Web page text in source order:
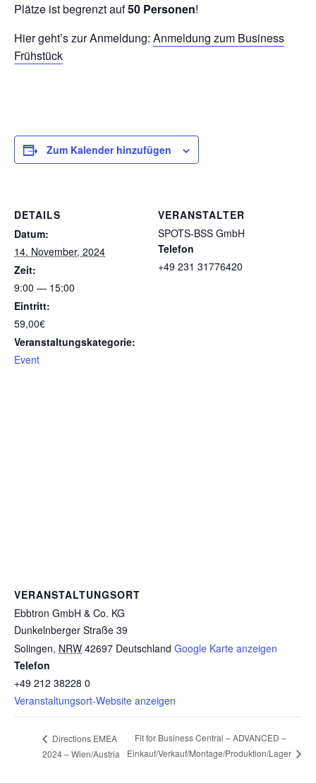
Plätze ist begrenzt auf50 Personen!
Hier geht’s zur Anmeldung: Anmeldung zum Business
Frühstück
Zum Kalender hinzufügen
DETAILS
Datum:
14. November, 2024
Zeit:
9:00 — 15:00
Eintritt:
59,00€
Veranstaltungskategorie:
Event
VERANSTALTER
SPOTS-BSS GmbH
Telefon
+49 231 31776420
VERANSTALTUNGSORT
Ebbtron GmbH & Co. KG
Dunkelnberger Straße 39
Solingen, NRW 42697 Deutschland Google Karte anzeigen
Telefon
+49 212 38228 0
Veranstaltungsort-Website anzeigen
Directions EMEA
2024 – Wien/Austria
Fit for Business Central – ADVANCED –
Einkauf/Verkauf/Montage/Produktion/Lager